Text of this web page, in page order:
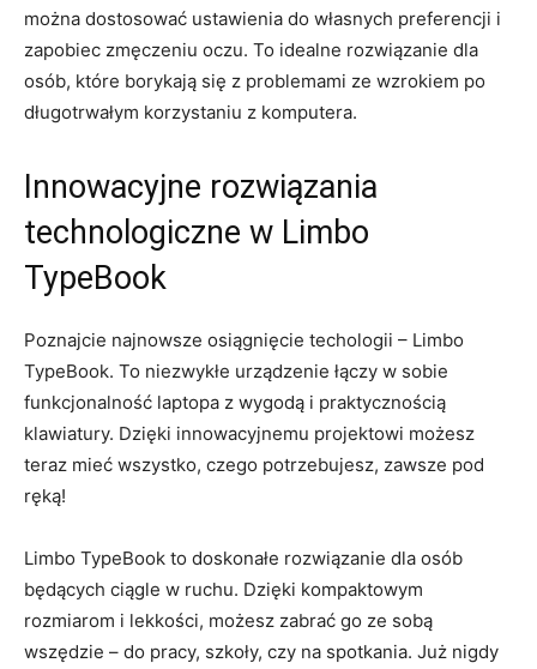
można ⁢dostosować ustawienia ⁣do ‌własnych⁣ preferencji​ i
zapobiec ‌zmęczeniu oczu. To idealne rozwiązanie ⁣dla
osób, które borykają ⁢się‍ z problemami ‍ze wzrokiem ⁤po
długotrwałym korzystaniu z komputera.
Innowacyjne rozwiązania
technologiczne w Limbo
‌TypeBook
Poznajcie najnowsze osiągnięcie techologii – Limbo
TypeBook. To niezwykłe urządzenie łączy w ⁤sobie
funkcjonalność‌ laptopa z wygodą i praktycznością
klawiatury. ⁣Dzięki ⁣innowacyjnemu projektowi możesz
teraz mieć ⁤wszystko, czego potrzebujesz, zawsze pod
ręką!
Limbo TypeBook to doskonałe ‍rozwiązanie dla osób
‍będących ciągle w ruchu.⁢ Dzięki ⁤kompaktowym‌
rozmiarom i lekkości, możesz zabrać⁤ go ze sobą
wszędzie ‍– do pracy, szkoły, ⁣czy na spotkania. Już nigdy